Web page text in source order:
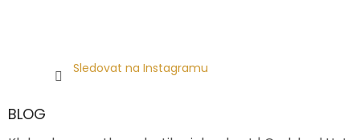
Sledovat na Instagramu
BLOG